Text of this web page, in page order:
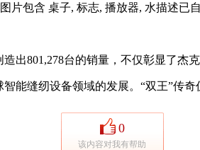
801,278台的销量，不仅彰显了杰
缝纫设备领域的发展。“双王”传奇
0
该内容对我有帮助